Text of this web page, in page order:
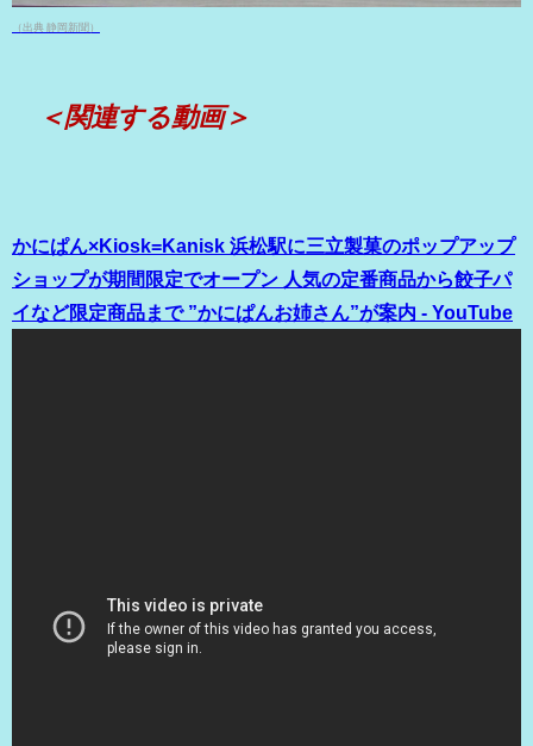
（出典 静岡新聞）
＜関連する動画＞
かにぱん×Kiosk=Kanisk 浜松駅に三立製菓のポップアップ
ショップが期間限定でオープン 人気の定番商品から餃子パ
イなど限定商品まで ”かにぱんお姉さん”が案内 - YouTube